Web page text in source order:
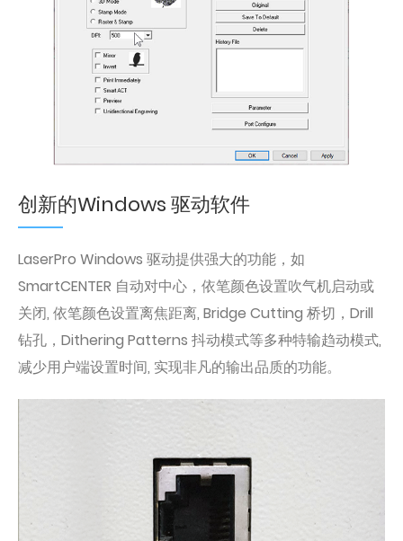
创新的Windows 驱动软件
LaserPro Windows 驱动提供强大的功能，如
SmartCENTER 自动对中心，依笔颜色设置吹气机启动或
关闭, 依笔颜色设置离焦距离, Bridge Cutting 桥切，Drill
钻孔，Dithering Patterns 抖动模式等多种特输趋动模式,
减少用户端设置时间, 实现非凡的输出品质的功能。